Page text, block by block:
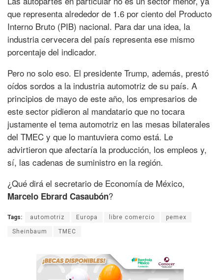
que representa alrededor de 1.6 por ciento del Producto
Interno Bruto (PIB) nacional. Para dar una idea, la
industria cervecera del país representa ese mismo
porcentaje del indicador.
Pero no solo eso. El presidente Trump, además, prestó
oídos sordos a la industria automotriz de su país. A
principios de mayo de este año, los empresarios de
este sector pidieron al mandatario que no tocara
justamente el tema automotriz en las mesas bilaterales
del TMEC y que lo mantuviera como está. Le
advirtieron que afectaría la producción, los empleos y,
sí, las cadenas de suministro en la región.
¿Qué dirá el secretario de Economía de México,
Marcelo Ebrard Casaubón?
Tags: automotriz Europa libre comercio pemex
Sheinbaum TMEC